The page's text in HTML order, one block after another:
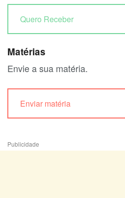
Quero Receber
Matérias
Envie a sua matéria.
Enviar matéria
Publicidade